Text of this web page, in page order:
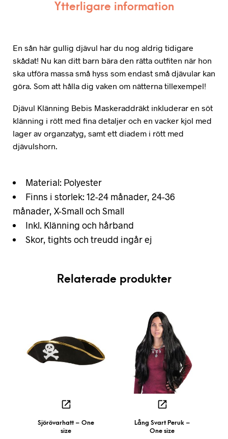
Ytterligare information
En sån här gullig djävul har du nog aldrig tidigare
skådat! Nu kan ditt barn bära den rätta outfiten när hon
ska utföra massa små hyss som endast små djävular kan
göra. Som att hålla dig vaken om nätterna tillexempel!
Djävul Klänning Bebis Maskeraddräkt inkluderar en söt
klänning i rött med fina detaljer och en vacker kjol med
lager av organzatyg, samt ett diadem i rött med
djävulshorn.
Material: Polyester
Finns i storlek: 12-24 månader, 24-36
månader, X-Small och Small
Inkl. Klänning och hårband
Skor, tights och treudd ingår ej
Relaterade produkter
Sjörövarhatt – One
size
Lång Svart Peruk –
One size